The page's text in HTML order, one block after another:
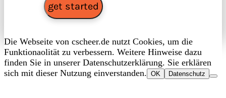
get started
Die Webseite von cscheer.de nutzt Cookies, um die
Funktionaolität zu verbessern. Weitere Hinweise dazu
finden Sie in unserer Datenschutzerklärung. Sie erklären
sich mit dieser Nutzung einverstanden. OK Datenschutz